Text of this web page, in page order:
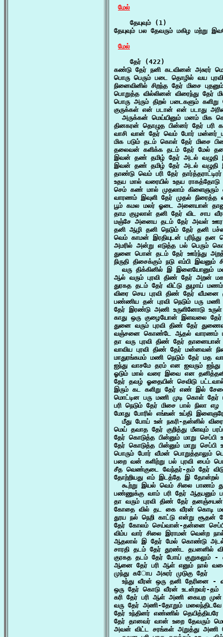
மேல்
    தேயுவும் (1)
தேயுவும் பல தேவரும் மகிழ மற்று
மேல்
    தேர் (422)
கண்டு தேர் நனி கடவினன் அசுரர்
பொரு பெரும் படை தொழில் வய
நினைவினில் சிறந்த தேர் மிசை
பொறுத்த வில்லினன் விரைந்து தேர்
பொரு அரும் திறல் படைகளும் களிறு
குருக்கள் என் படான் என் படாது
அருக்கன் மெய்யினும் மனம் மிக
தினகரன் தொழுத பின்னர் தேர் பரி
வாசி வான் தேர் வெம் போர்
மிக படும் தடம் கொள் தேர் மிசை
தலைவன் களிக்க தடம் தேர் மேல்
இவன் தண் தமிழ் தேர் அடல் வழுதி
இவன் தண் தமிழ் தேர் அடல் வழுதி
தாண்டு வெம் பரி தேர்
உதய மால் வரையில் உதய
செம் கண் மால் முதலாம் கிளைஞரும்
வாரணம் இவுளி தேர் முதல் நிரைத்த
பூம் கமல மலர் ஓடை அனையான்
தாம குழலாள் தனி தேர் விட சாப
மஞ்சே அனைய தடம் தேர் அவள் ஊர
தனி ஆழி தனி நெடும் தேர் தனி
வெம் காமன் இரதியுடன் புரிந்து
அமரில் அன்று எடுத்த பல் பெரும்
துனை பொன் தடம் தேர் ஊர்ந்து
நிருதி திசைக்கும் நடு எம்பி
வரு திக்கினில் இ இளையோனும்
ஆல் வரும் புரவி திண் தேர் அறன்
துரகத தடம் தேர் விட்டு துழாய்
விரை செய புரவி திண் தேர் வீமனை
பண்ணிய தன் புரவி நெடும் பரு
தேர் இரண்டு அணி உருளினோடு
காது ஒரு குழையோன் இளவலை
துனை வரும் புரவி திண் தேர்
வஞ்சனை கொண்டே ஆதல் வாரணம்
தா வரு புரவி திண் தேர்
வாவிய புரவி திண் தேர் மன்னவன்
மாதுரங்கமம் மணி நெடும் தேர் மத
ஐந்து வாசமே தரம் என ஐவரும்
ஓடும் மால் வரை இவை என
தேர் தவழ் ஓதையின் செவிடு
இரும் கட களிறு தேர் எண் இல்
மொட்டின பரு மணி முடி கொள் தேர்
பரி நெடும் தேர் மிசை பால் நிலா
மோது போரில் எங்ஙன் உய்தி
மீது போய் உன் நகரி-தன்னில்
மெய் தவாத தேர் குறித்து மீளவும்
தேர் கொடுத்த பின்னும் மாறு
தேர் கொடுத்த பின்னும் மாறு
பொரும் போர் வீமன் பொறுத்தாலும்
பறை வன் களிற்று பல் புரவி பைம்
சீத வெண்குடை வேந்தர்-தம் தேர்
தோற்றியது எம் இடத்தே இ
கூற்று இயல் வெம் சிலை பாணம்
பண்ணுக்கு வாம் பரி தேர் ஆதபனும்
தா வரும் புரவி திண் தேர்
கோதை வில் தட கை வீரன் கொடி
தூய நல் நெறி காட்டு என்று
தேர் கோலம் செய்வான்-தன்னை
விம்ப வார் சிலை இராமன் வென்ற
ஆதலால் இ தேர் மேல் கொண்டு அடல்
சாரதி தடம் தேர் தூண்ட தபனனில்
குரகத தடம் தேர் போய் குறுகலும் -
ஆனை தேர் பரி ஆள் எனும் நால்
முந்து கோப அசுரர் முடுகு தேர்
உந்து வீரன் ஒரு தனி தேரினை -
ஒரு தேர் கொடு வீரன் உடன்றவர்-தம்
கரி தேர் பரி ஆள் அணி கையற
வரு தேர் அணி-தோறும்
தேர் உந்தினர் எண்ணில் தெயித்தியரே
தேர் தானவர் வான் உறை தேவரும்
அவன் விட்ட சரங்கள் அறுத்து அணி